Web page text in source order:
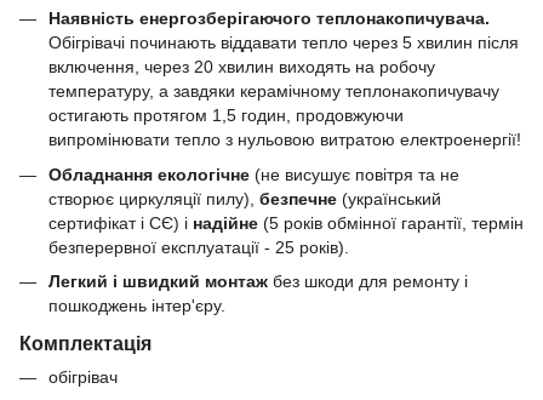
Наявність енергозберігаючого теплонакопичувача.
Обігрівачі починають віддавати тепло через 5 хвилин після
включення, через 20 хвилин виходять на робочу
температуру, а завдяки керамічному теплонакопичувачу
остигають протягом 1,5 годин, продовжуючи
випромінювати тепло з нульовою витратою електроенергії!
Обладнання екологічне (не висушує повітря та не
створює циркуляції пилу), безпечне (український
сертифікат і СЄ) і надійне (5 років обмінної гарантії, термін
безперервної експлуатації - 25 років).
Легкий і швидкий монтаж без шкоди для ремонту і
пошкоджень інтер'єру.
Комплектація
обігрівач